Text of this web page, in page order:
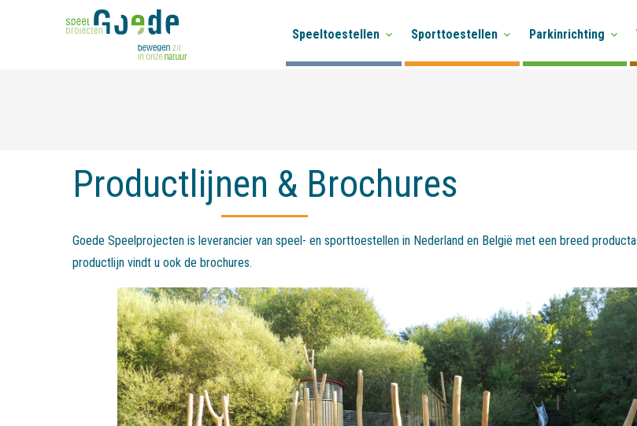
Speeltoestellen Sporttoestellen Parkinrichting
Productlijnen & Brochures
Goede Speelprojecten is leverancier van speel- en sporttoestellen in Nederland en België met een breed
productlijn vindt u ook de brochures.